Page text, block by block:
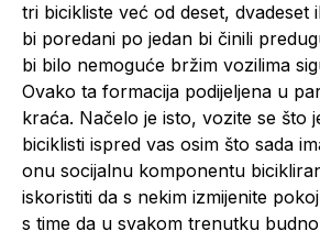
tri bicikliste već od deset, dvadeset
bi poredani po jedan bi činili
bi bilo nemoguće bržim vozilima
Ovako ta formacija podijeljena u
kraća. Načelo je isto, vozite se što
biciklisti ispred vas osim što sada
onu socijalnu komponentu
iskoristiti da s nekim izmijenite
s time da u svakom trenutku